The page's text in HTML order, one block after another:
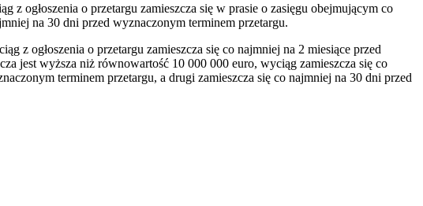
ogłoszenia o przetargu zamieszcza się w prasie o zasięgu obejmującym co
na 30 dni przed wyznaczonym terminem przetargu.
z ogłoszenia o przetargu zamieszcza się co najmniej na 2 miesiące przed
jest wyższa niż równowartość 10 000 000 euro, wyciąg zamieszcza się co
terminem przetargu, a drugi zamieszcza się co najmniej na 30 dni przed